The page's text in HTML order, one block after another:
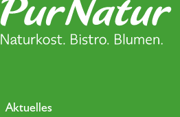
Aktuelles